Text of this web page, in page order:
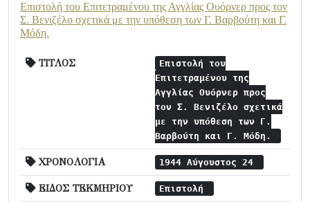
Επιστολή του Επιτετραμένου της Αγγλίας Ουόρνερ προς τον
Σ. Βενιζέλο σχετικά με την υπόθεση των Γ. Βαρβούτη και Γ.
Μόδη.
ΤΙΤΛΟΣ
Επιστολή του
Επιτετραμένου της
Αγγλίας Ουόρνερ προς
τον Σ. Βενιζέλο σχετικά
με την υπόθεση των Γ.
Βαρβούτη και Γ. Μόδη.
ΧΡΟΝΟΛΟΓΙΑ 1944 Αύγουστος 24
ΕΙΔΟΣ ΤΕΚΜΗΡΙΟΥ Επιστολή